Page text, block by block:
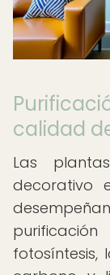
calidad
Las
decorativo
fotosíntesis,